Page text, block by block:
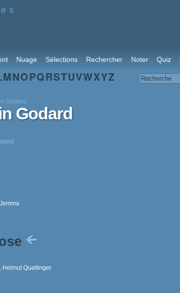
Nuage Sélections Rechercher Noter Quiz
MNOPQRSTUVWXYZ
Godard
Godard
Helmut Qualtinger